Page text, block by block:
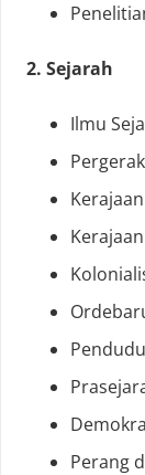
2. Sejarah
Ilmu
Perang